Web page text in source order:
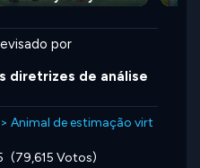
por
diretrizes de análise
> Animal de estimação virt
(79,615 Votos)